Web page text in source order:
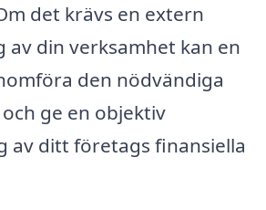
det krävs en extern
av din verksamhet kan en
den nödvändiga
ge en objektiv
av ditt företags finansiella